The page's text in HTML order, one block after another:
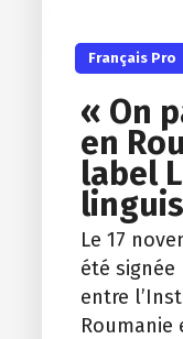
Français Pro
« On
en
label
Le 17
été
entre
Roumanie